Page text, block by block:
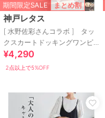
期間限定SALE まとめ割
神戸レタス
[ 水野佐彩さんコラボ ] タッ
クスカートドッキングワンピ
ース [E3353]
¥4,290
2点以上で5%OFF